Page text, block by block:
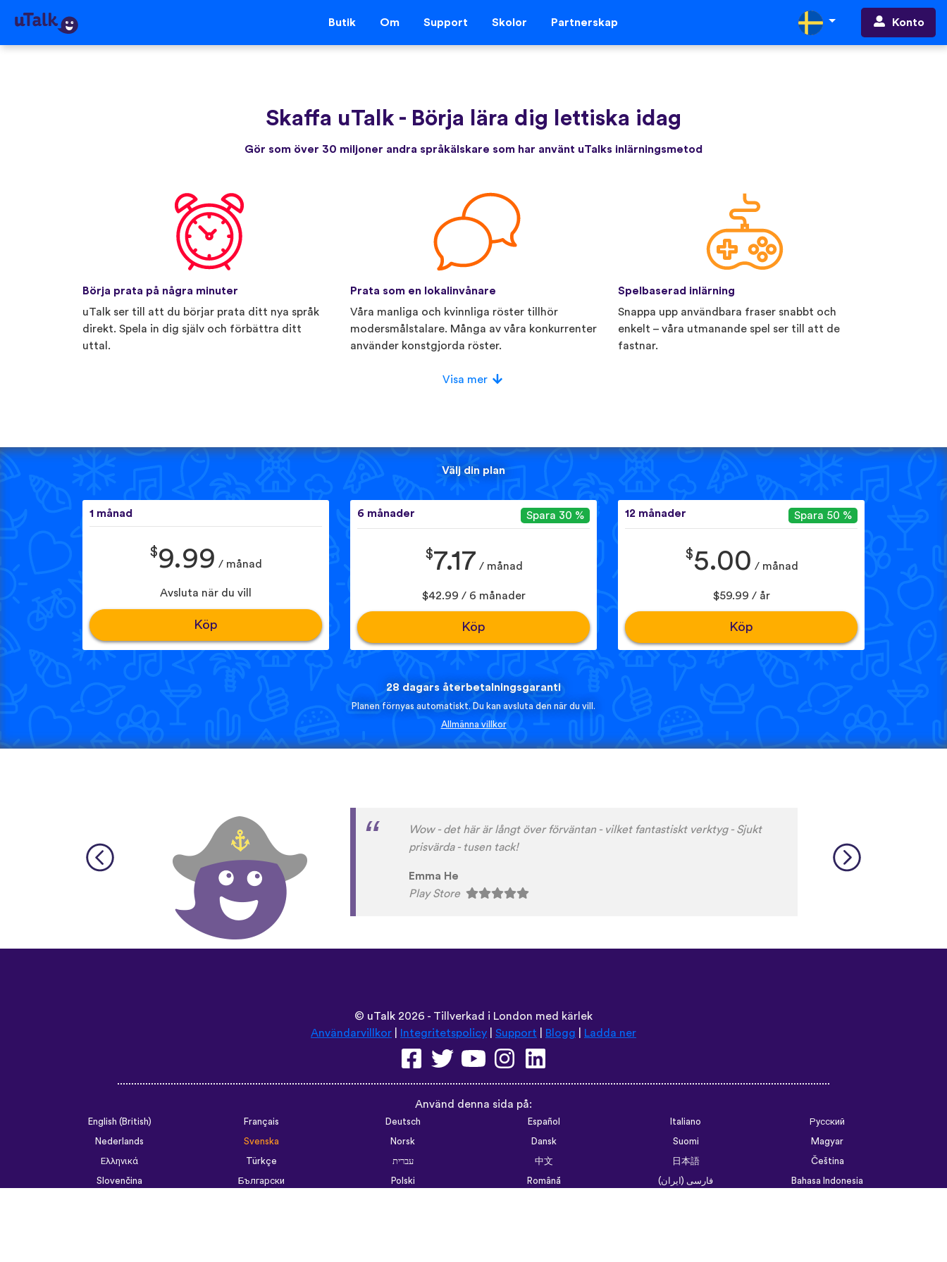
Butik Om Support Skolor Partnerskap Konto
Skaffa uTalk - Börja lära dig lettiska idag
Gör som över 30 miljoner andra språkälskare som har använt uTalks inlärningsmetod
Börja prata på några minuter
uTalk ser till att du börjar prata ditt nya språk
direkt. Spela in dig själv och förbättra ditt
uttal.
Prata som en lokalinvånare
Våra manliga och kvinnliga röster tillhör
modersmålstalare. Många av våra konkurrenter
använder konstgjorda röster.
Spelbaserad inlärning
Snappa upp användbara fraser snabbt och
enkelt – våra utmanande spel ser till att de
fastnar.
Visa mer
Välj din plan
1 månad
$9.99 / månad
Avsluta när du vill
Köp
6 månader Spara 30 %
$7.17 / månad
$42.99 / 6 månader
Köp
12 månader Spara 50 %
$5.00 / månad
$59.99 / år
Köp
28 dagars återbetalningsgaranti
Planen förnyas automatiskt. Du kan avsluta den när du vill.
Allmänna villkor
Lätt att komma igång och kul att använda.
Play Store
Använd denna sida på:
English (British) Français Deutsch Español Italiano
Русский
Ελληνικά
Türkçe עברית 中文 日本語
Čeština
Slovenčina
Български Polski Română فارسی (ایران)
Bahasa Indonesia
ไทย
Tiếng Việt 한국어 Português do Brasil Українська
العربية الرسمية الحديثة
Монгол
Azərbaycan dili